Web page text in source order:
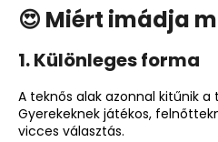
😍 Miért imádja
1. Különleges forma
A teknős alak azonnal kitűnik a
Gyerekeknek játékos,
vicces választás.